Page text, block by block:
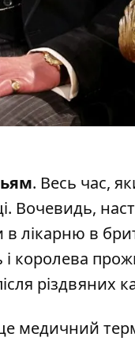
. Весь час,
Вочевидь,
лікарню в
королева
різдвяних
медичний